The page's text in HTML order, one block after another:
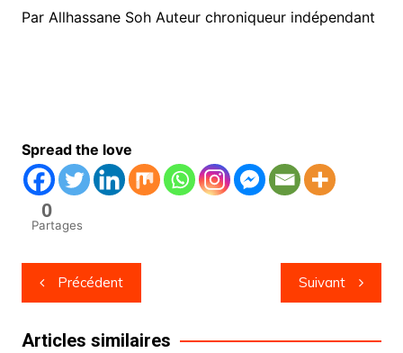
Par Allhassane Soh Auteur chroniqueur indépendant
Spread the love
0
Partages
Navigation
de
l’article
Précédent Suivant
Articles similaires